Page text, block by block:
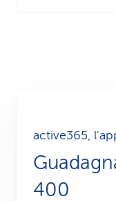
active365,
400